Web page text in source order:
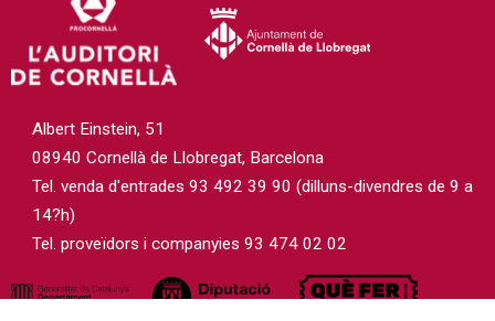
Albert Einstein, 51
08940 Cornellà de Llobregat, Barcelona
Tel. venda d'entrades 93 492 39 90 (dilluns-divendres de 9 a
14?h)
Tel. proveïdors i companyies 93 474 02 02